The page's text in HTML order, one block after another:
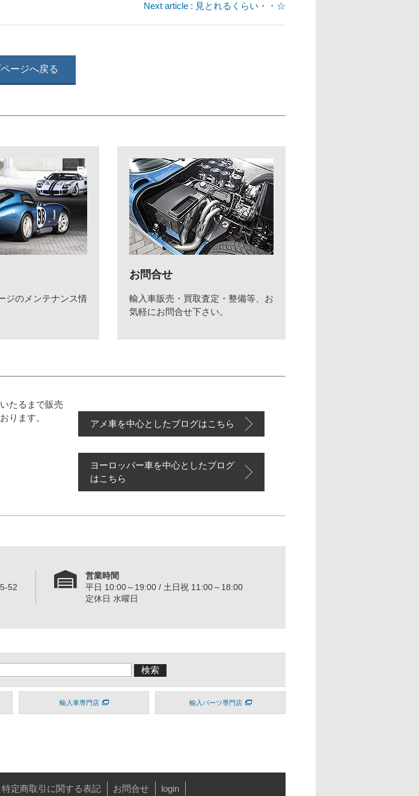
Next article : 見とれるくらい・・☆
ページへ戻る
ジのメンテナンス情
お問合せ
輸入車販売・買取査定・整備等、お
気軽にお問合せ下さい。
たるまで販売
ります。
アメ車を中心としたブログはこちら
ヨーロッパー車を中心としたブログ
はこちら
52
営業時間
平日 10:00～19:00 / 土日祝 11:00～18:00
定休日 水曜日
輸入車専門店 輸入パーツ専門店
特定商取引に関する表記 お問合せ login